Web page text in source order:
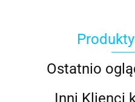
Ostatnio
Inni Klienci